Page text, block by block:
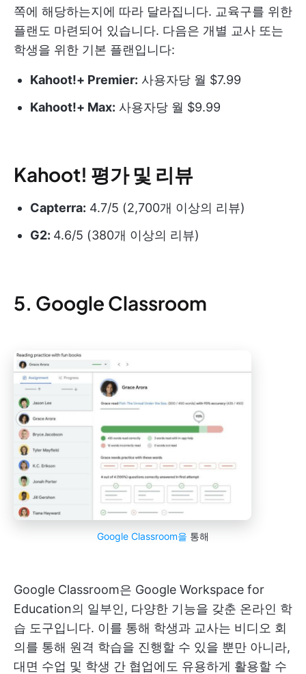
쪽에 해당하는지에 따라 달라집니다. 교육구를 위한
플랜도 마련되어 있습니다. 다음은 개별 교사 또는
학생을 위한 기본 플랜입니다:
Kahoot!+ Premier: 사용자당 월 $7.99
Kahoot!+ Max: 사용자당 월 $9.99
Kahoot! 평가 및 리뷰
Capterra: 4.7/5 (2,700개 이상의 리뷰)
G2: 4.6/5 (380개 이상의 리뷰)
5. Google Classroom
Google Classroom을 통해
Google Classroom은 Google Workspace for
Education의 일부인, 다양한 기능을 갖춘 온라인 학
습 도구입니다. 이를 통해 학생과 교사는 비디오 회
의를 통해 원격 학습을 진행할 수 있을 뿐만 아니라,
대면 수업 및 학생 간 협업에도 유용하게 활용할 수